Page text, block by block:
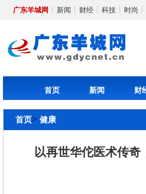
广东羊城网 新闻 财经 科技 时尚
首页 新闻 财
首页> 健康
以再世华佗医术传